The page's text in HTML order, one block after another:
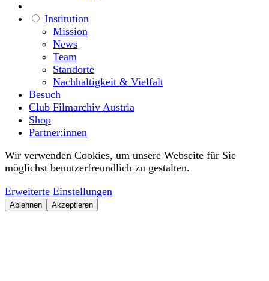
Institution
Mission
News
Team
Standorte
Nachhaltigkeit & Vielfalt
Besuch
Club Filmarchiv Austria
Shop
Partner:innen
Wir verwenden Cookies, um unsere Webseite für Sie
möglichst benutzerfreundlich zu gestalten.
Erweiterte Einstellungen
Ablehnen Akzeptieren